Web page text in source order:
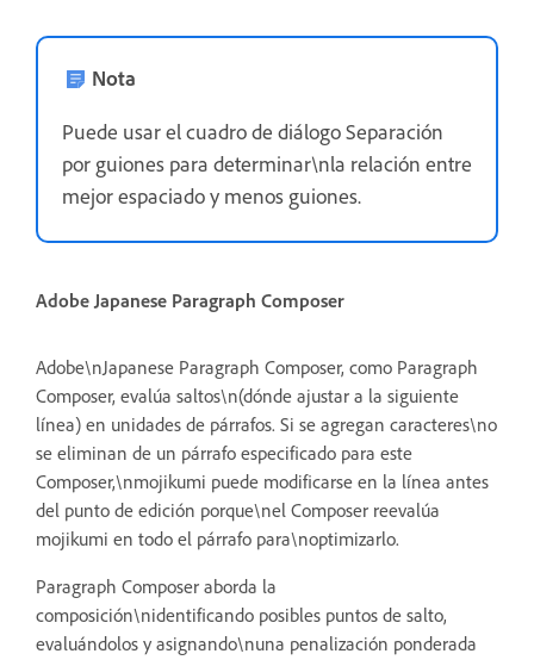
Nota
Puede usar el cuadro de diálogo Separación
por guiones para determinar\nla relación entre
mejor espaciado y menos guiones.
Adobe Japanese Paragraph Composer
Adobe\nJapanese Paragraph Composer, como Paragraph
Composer, evalúa saltos\n(dónde ajustar a la siguiente
línea) en unidades de párrafos. Si se agregan caracteres\no
se eliminan de un párrafo especificado para este
Composer,\nmojikumi puede modificarse en la línea antes
del punto de edición porque\nel Composer reevalúa
mojikumi en todo el párrafo para\noptimizarlo.
Paragraph Composer aborda la
composición\nidentificando posibles puntos de salto,
evaluándolos y asignando\nuna penalización ponderada